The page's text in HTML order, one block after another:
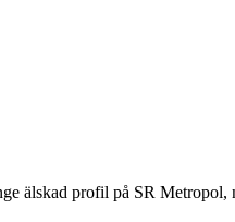
älskad profil på SR